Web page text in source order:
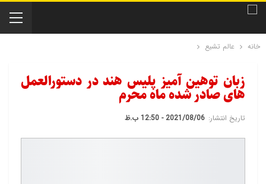
خانه عالم تشیع
زبان توهین آمیز پلیس هند در دستورالعمل
های صادر شده ماه محرم
تاریخ انتشار: 2021/08/06 - 12:50 ب.ظ